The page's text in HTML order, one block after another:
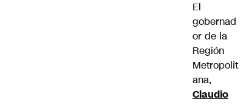
El
gobernad
or de la
Región
Metropolit
ana,
Claudio